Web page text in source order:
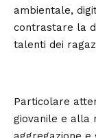
ambientale,
contrastare la
talenti dei
Particolare
giovanile e alla